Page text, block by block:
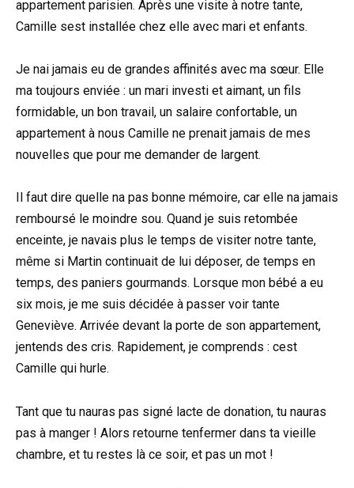
appartement parisien. Après une visite à notre tante,
Camille sest installée chez elle avec mari et enfants.
Je nai jamais eu de grandes affinités avec ma sœur. Elle
ma toujours enviée : un mari investi et aimant, un fils
formidable, un bon travail, un salaire confortable, un
appartement à nous Camille ne prenait jamais de mes
nouvelles que pour me demander de largent.
Il faut dire quelle na pas bonne mémoire, car elle na jamais
remboursé le moindre sou. Quand je suis retombée
enceinte, je navais plus le temps de visiter notre tante,
même si Martin continuait de lui déposer, de temps en
temps, des paniers gourmands. Lorsque mon bébé a eu
six mois, je me suis décidée à passer voir tante
Geneviève. Arrivée devant la porte de son appartement,
jentends des cris. Rapidement, je comprends : cest
Camille qui hurle.
Tant que tu nauras pas signé lacte de donation, tu nauras
pas à manger ! Alors retourne tenfermer dans ta vieille
chambre, et tu restes là ce soir, et pas un mot !